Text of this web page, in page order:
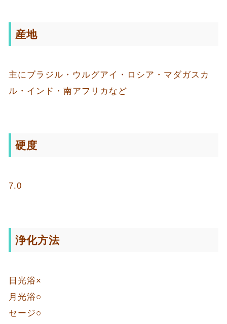
産地
主にブラジル・ウルグアイ・ロシア・マダガスカ
ル・インド・南アフリカなど
硬度
7.0
浄化方法
日光浴×
月光浴○
セージ○